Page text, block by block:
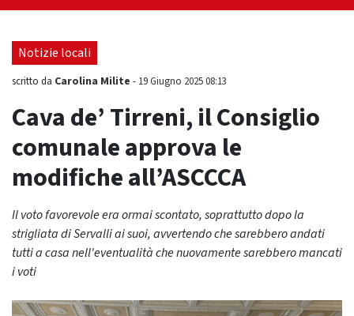
Notizie locali
scritto da Carolina Milite - 19 Giugno 2025 08:13
Cava de’ Tirreni, il Consiglio
comunale approva le
modifiche all’ASCCCA
Il voto favorevole era ormai scontato, soprattutto dopo la
strigliata di Servalli ai suoi, avvertendo che sarebbero andati
tutti a casa nell'eventualità che nuovamente sarebbero mancati
i voti